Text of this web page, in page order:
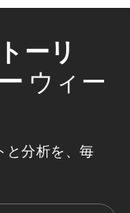
ーリ
ウィー
と分析を、毎